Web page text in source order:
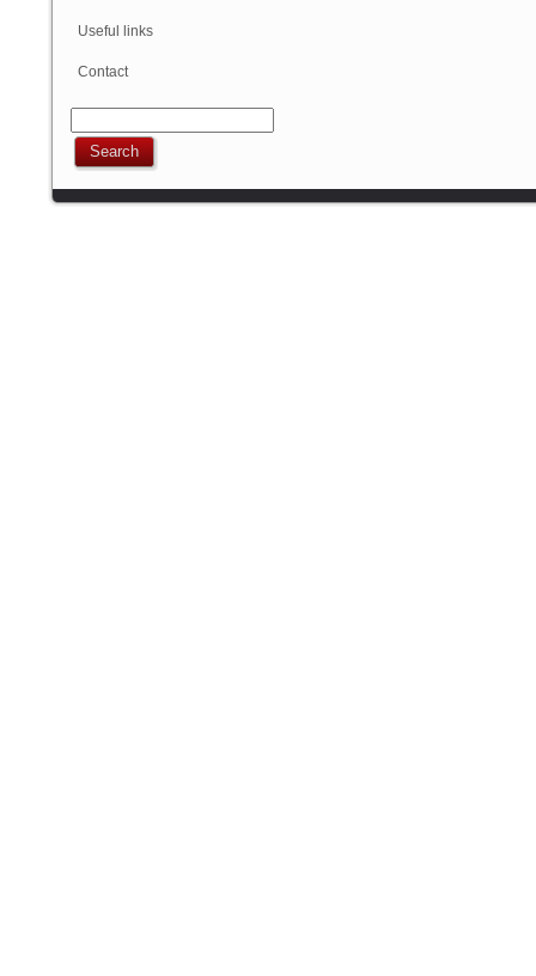
Column
Useful links
Contact